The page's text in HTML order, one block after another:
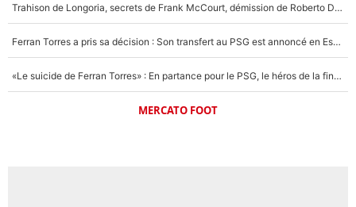
Trahison de Longoria, secrets de Frank McCourt, démission de Roberto De Zerbi : Medhi Benatia se lâche sur son départ de l'OM et fait d'importantes révélations
Ferran Torres a pris sa décision : Son transfert au PSG est annoncé en Espagne !
«Le suicide de Ferran Torres» : En partance pour le PSG, le héros de la finale de la Coupe du monde s'attire les foudres de la presse espagnole !
MERCATO FOOT